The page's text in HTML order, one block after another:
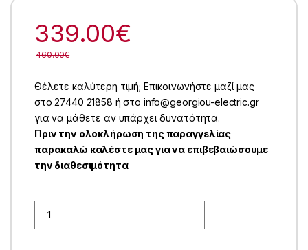
339.00€
460.00€
Θέλετε καλύτερη τιμή; Επικοινωνήστε μαζί μας
στο 27440 21858 ή στο info@georgiou-electric.gr
για να μάθετε αν υπάρχει δυνατότητα.
Πριν την ολοκλήρωση της παραγγελίας
παρακαλώ καλέστε μας για να επιβεβαιώσουμε
την διαθεσιμότητα